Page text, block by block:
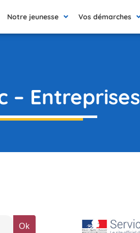
Notre jeunesse Vos démarches
– Entreprises